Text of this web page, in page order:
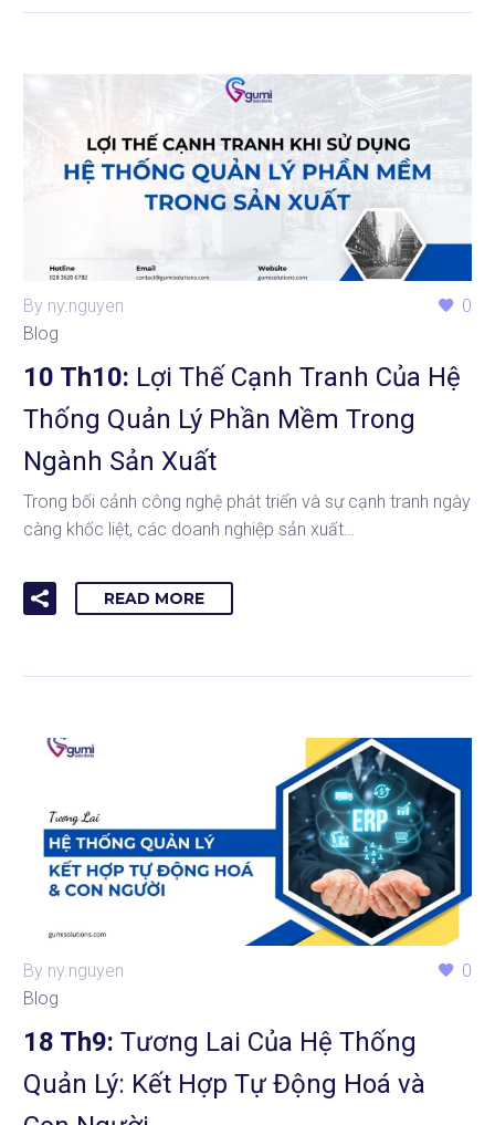
0
By ny.nguyen
Blog
10 Th10: Lợi Thế Cạnh Tranh Của Hệ
Thống Quản Lý Phần Mềm Trong
Ngành Sản Xuất
Trong bối cảnh công nghệ phát triển và sự cạnh tranh ngày
càng khốc liệt, các doanh nghiệp sản xuất…
READ MORE
0
By ny.nguyen
Blog
18 Th9: Tương Lai Của Hệ Thống
Quản Lý: Kết Hợp Tự Động Hoá và